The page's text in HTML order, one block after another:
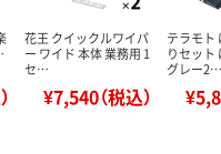
花王 クイックルワイパ
ー ワイド 本体 業務用 1
セ…
¥7,540（税込）
テラモト
りセット
グレー2…